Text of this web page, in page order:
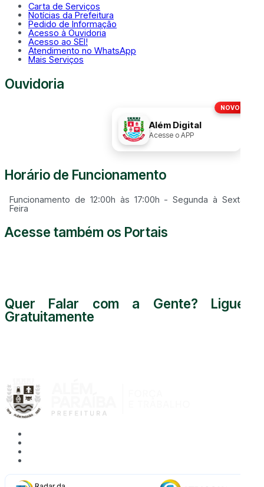
Carta de Serviços
Notícias da Prefeitura
Pedido de Informação
Acesso à Ouvidoria
Acesso ao SEI!
Atendimento no WhatsApp
Mais Serviços
Ouvidoria
NOVO!
Além Digital
Acesse o APP
Horário de Funcionamento
Funcionamento de 12:00h às 17:00h - Segunda à Sexta
Feira
Acesse também os Portais
Quer Falar com a Gente? Ligue
Gratuitamente